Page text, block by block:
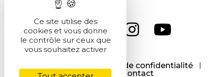
Politique de confidentialité
Cookies
Contact
Ce site utilise des
cookies et vous donne
le contrôle sur ceux que
vous souhaitez activer